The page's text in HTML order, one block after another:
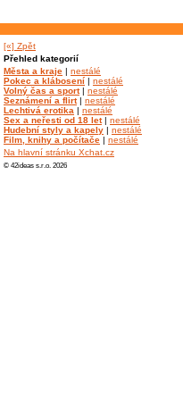
[«] Zpět
Přehled kategorií
Města a kraje | nestálé
Pokec a klábosení | nestálé
Volný čas a sport| nestálé
Seznámení a flirt| nestálé
Lechtivá erotika | nestálé
Sex a neřesti od 18 let| nestálé
Hudební styly a kapely | nestálé
Film, knihy a počítače | nestálé
Na hlavní stránku Xchat.cz
© 42ideas s.r.o. 2026